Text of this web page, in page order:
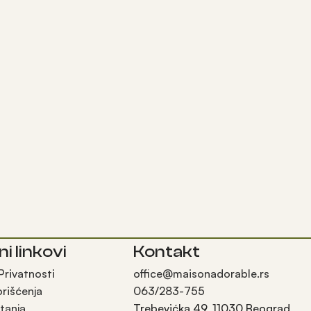
linkovi Kontakt
office@maisonadorable.rs
063/283-755
Trebevićka 49, 11030 Beograd